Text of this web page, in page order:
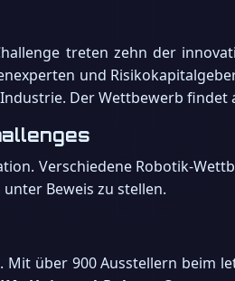
treten zehn der
und
Der Wettbewerb findet
Verschiedene Robotik-
Beweis zu stellen.
über 900 Ausstellern beim